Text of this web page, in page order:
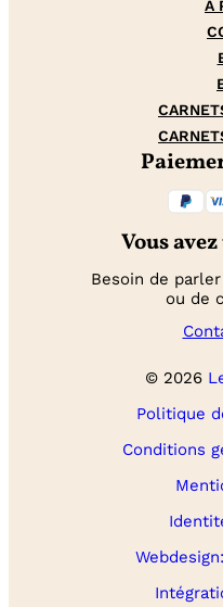
À
Vous
Besoin de
ou de
© 2026
Politique
Conditions